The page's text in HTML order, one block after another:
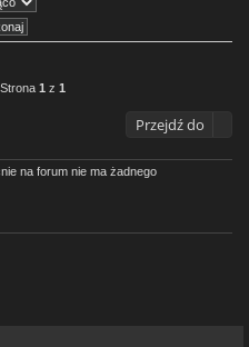
1 z 1
Przejdź do
na forum nie ma żadnego